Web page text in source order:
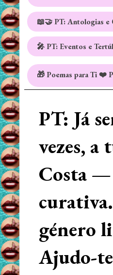
📖🤝 PT: Antologias
🎤 PT: Eventos e
🎁 Poemas para Ti ❤️
PT: Já
vezes,
Costa —
género
Ajudo-